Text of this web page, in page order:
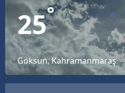
25°
Göksun, Kahramanmaraş